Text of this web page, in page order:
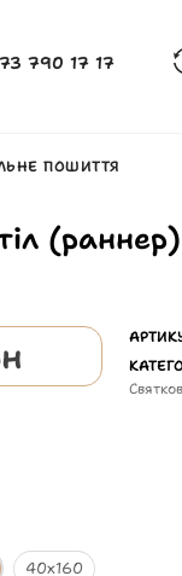
790 17 17
ПОШИТТЯ
40х160